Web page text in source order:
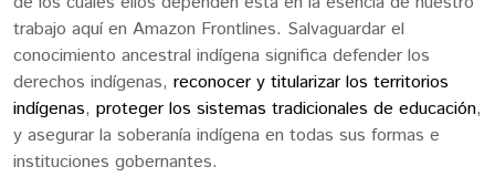
trabajo aquí en Amazon Frontlines. Salvaguardar el
conocimiento ancestral indígena significa defender los
derechos indígenas, reconocer y titularizar los territorios
indígenas, proteger los sistemas tradicionales de educación,
y asegurar la soberanía indígena en todas sus formas e
instituciones gobernantes.